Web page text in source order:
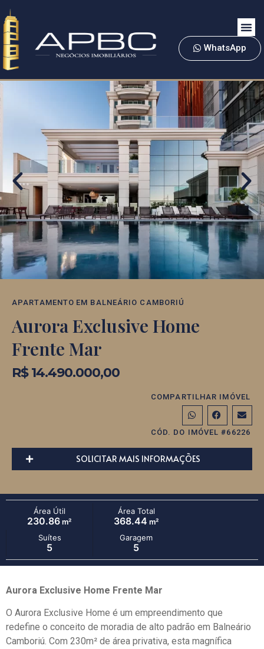
WhatsApp
APARTAMENTO EM BALNEÁRIO CAMBORIÚ
Aurora Exclusive Home
Frente Mar
R$ 14.490.000,00
COMPARTILHAR IMÓVEL
CÓD. DO IMÓVEL #66226
SOLICITAR MAIS INFORMAÇÕES
Área Útil
230.86 m²
Área Total
368.44 m²
Suítes
5
Garagem
5
Aurora Exclusive Home Frente Mar
O Aurora Exclusive Home é um empreendimento que
redefine o conceito de moradia de alto padrão em Balneário
Camboriú. Com 230m² de área privativa, esta magnífica